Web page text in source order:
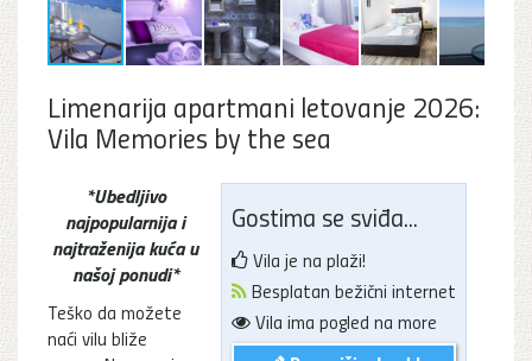
Limenarija apartmani letovanje 2026:
Vila Memories by the sea
Gostima se sviđa...
Vila je na plaži!
Besplatan bežični internet
Vila ima pogled na more
*Ubedljivo
najpopularnija i
najtraženija kuća u
našoj ponudi*
Teško da možete
naći vilu bliže